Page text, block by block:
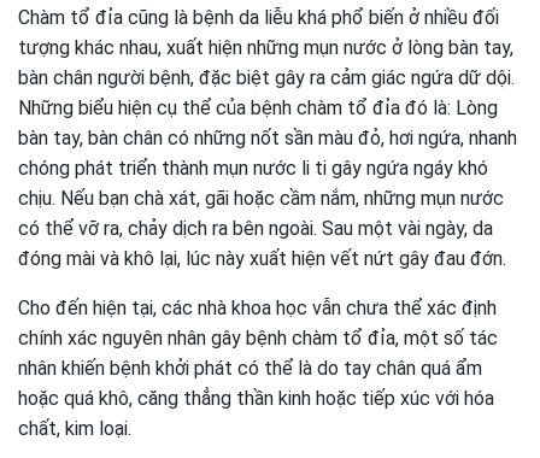
Chàm tổ đỉa cũng là bệnh da liễu khá phổ biến ở nhiều đối
tượng khác nhau, xuất hiện những mụn nước ở lòng bàn tay,
bàn chân người bệnh, đặc biệt gây ra cảm giác ngứa dữ dội.
Những biểu hiện cụ thể của bệnh chàm tổ đỉa đó là: Lòng
bàn tay, bàn chân có những nốt sần màu đỏ, hơi ngứa, nhanh
chóng phát triển thành mụn nước li ti gây ngứa ngáy khó
chịu. Nếu bạn chà xát, gãi hoặc cầm nắm, những mụn nước
có thể vỡ ra, chảy dịch ra bên ngoài. Sau một vài ngày, da
đóng mài và khô lại, lúc này xuất hiện vết nứt gây đau đớn.
Cho đến hiện tại, các nhà khoa học vẫn chưa thể xác định
chính xác nguyên nhân gây bệnh chàm tổ đỉa, một số tác
nhân khiến bệnh khởi phát có thể là do tay chân quá ẩm
hoặc quá khô, căng thẳng thần kinh hoặc tiếp xúc với hóa
chất, kim loại.